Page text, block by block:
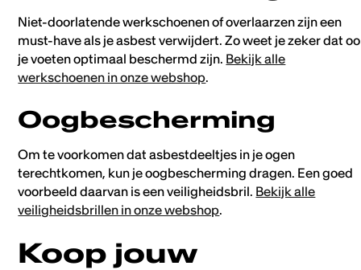
Niet-doorlatende werkschoenen of overlaarzen zijn een
must-have als je asbest verwijdert. Zo weet je zeker dat
je voeten optimaal beschermd zijn. Bekijk alle
werkschoenen in onze webshop.
Oogbescherming
Om te voorkomen dat asbestdeeltjes in je ogen
terechtkomen, kun je oogbescherming dragen. Een goed
voorbeeld daarvan is een veiligheidsbril. Bekijk alle
veiligheidsbrillen in onze webshop.
Koop jouw